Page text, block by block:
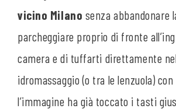
vicino Milano senza abbandonare
parcheggiare proprio di fronte
camera e di tuffarti direttamente
idromassaggio (o tra le lenzuola)
l’immagine ha già toccato i tasti